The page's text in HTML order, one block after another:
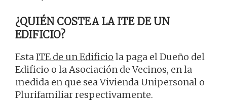
¿QUIÉN COSTEA LA ITE DE UN
EDIFICIO?
EstaITE de un Edificio la paga el Dueño del
Edificio o la Asociación de Vecinos, en la
medida en que sea Vivienda Unipersonal o
Plurifamiliar respectivamente.